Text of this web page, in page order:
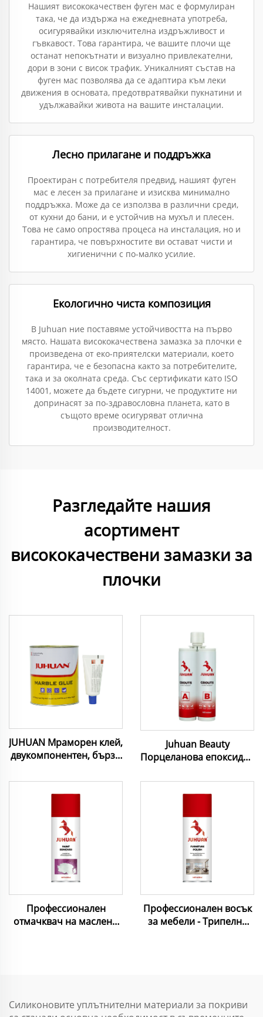
Нашият висококачествен фуген мас е формулиран
така, че да издържа на ежедневната употреба,
осигурявайки изключителна издръжливост и
гъвкавост. Това гарантира, че вашите плочи ще
останат непокътнати и визуално привлекателни,
дори в зони с висок трафик. Уникалният състав на
фуген мас позволява да се адаптира към леки
движения в основата, предотвратявайки пукнатини и
удължавайки живота на вашите инсталации.
Лесно прилагане и поддръжка
Проектиран с потребителя предвид, нашият фуген
мас е лесен за прилагане и изисква минимално
поддръжка. Може да се използва в различни среди,
от кухни до бани, и е устойчив на мухъл и плесен.
Това не само опростява процеса на инсталация, но и
гарантира, че повърхностите ви остават чисти и
хигиенични с по-малко усилие.
Екологично чиста композиция
В Juhuan ние поставяме устойчивостта на първо
място. Нашата висококачествена замазка за плочки е
произведена от еко-приятелски материали, което
гарантира, че е безопасна както за потребителите,
така и за околната среда. Със сертификати като ISO
14001, можете да бъдете сигурни, че продуктите ни
допринасят за по-здравословна планета, като в
същото време осигуряват отлична
производителност.
Разгледайте нашия
асортимент
висококачествени замазки за
плочки
JUHUAN Мраморен клей,
двукомпонентен, бързо
керамични плочки,
бежов, бял, прозрачен,
Juhuan Beauty
Порцеланова епоксидна
здрава,
противоплесенова и
замазка за плочки,
камък и метал
Профессионален
отмачквач на маслени
Профессионален восък
за мебели - Трипелна
Силиконовите уплътнителни материали за покриви